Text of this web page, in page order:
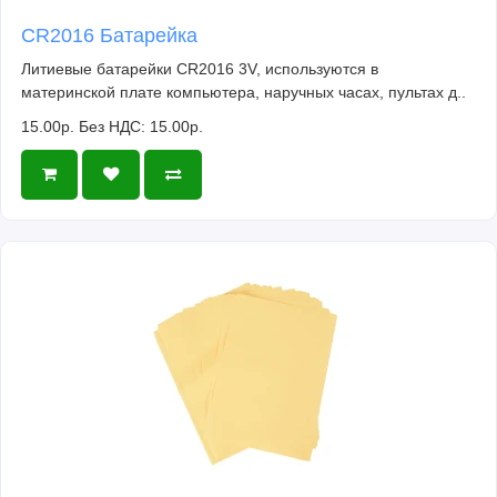
CR2016 Батарейка
Литиевые батарейки CR2016 3V, используются в
материнской плате компьютера, наручных часах, пультах д..
15.00р. Без НДС: 15.00р.